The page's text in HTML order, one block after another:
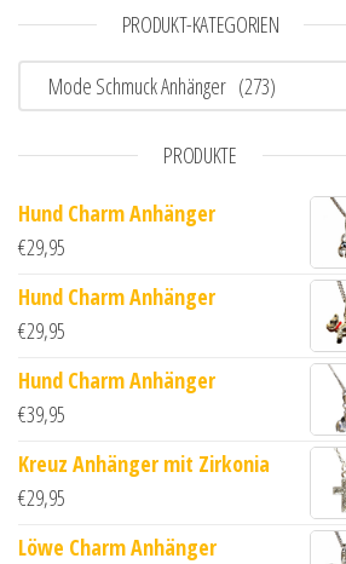
PRODUKT-KATEGORIEN
Mode Schmuck Anhänger (273)
PRODUKTE
Hund Charm Anhänger
€29,95
Hund Charm Anhänger
€29,95
Hund Charm Anhänger
€39,95
Kreuz Anhänger mit Zirkonia
€29,95
Löwe Charm Anhänger